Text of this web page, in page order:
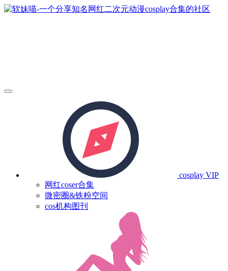
cosplay VIP
网红coser合集
微密圈&铁粉空间
cos机构图刊